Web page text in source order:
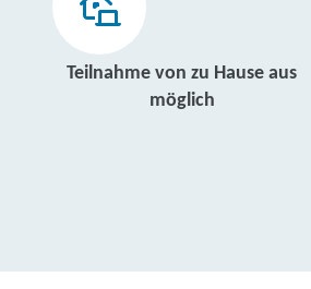
Teilnahme von zu Hause aus
möglich